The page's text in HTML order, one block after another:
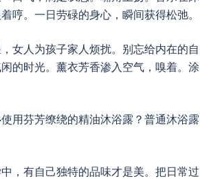
哼。一日劳碌的身心，瞬间获得松弛。
女人为孩子家人烦扰。别忘给内在的自
的时光。薰衣芳香渗入空气，嗅着。涂
用芬芳缭绕的精油沐浴露？普通沐浴露
，有自己独特的品味才是美。把日常过